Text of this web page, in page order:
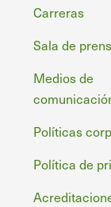
Pie
de
página
Carreras
Sala de
Medios de
Políticas
Política de